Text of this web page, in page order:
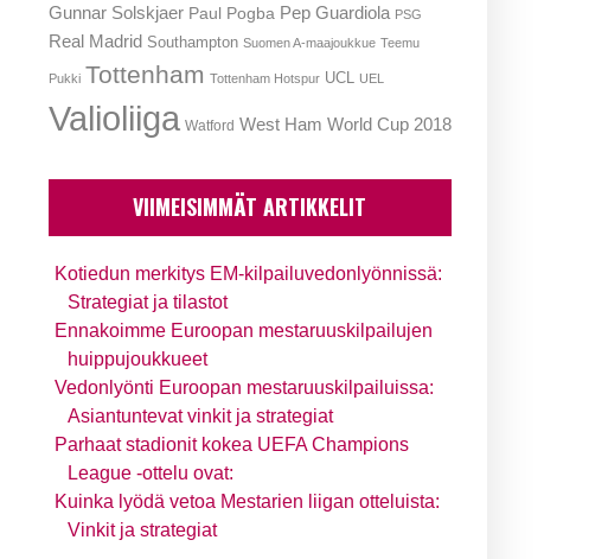
Gunnar Solskjaer Paul Pogba Pep Guardiola PSG
Real Madrid Southampton Suomen A-maajoukkue Teemu
Pukki Tottenham Tottenham Hotspur UCL UEL
Valioliiga Watford West Ham World Cup 2018
VIIMEISIMMÄT ARTIKKELIT
Kotiedun merkitys EM-kilpailuvedonlyönnissä:
Strategiat ja tilastot
Ennakoimme Euroopan mestaruuskilpailujen
huippujoukkueet
Vedonlyönti Euroopan mestaruuskilpailuissa:
Asiantuntevat vinkit ja strategiat
Parhaat stadionit kokea UEFA Champions
League -ottelu ovat:
Kuinka lyödä vetoa Mestarien liigan otteluista:
Vinkit ja strategiat